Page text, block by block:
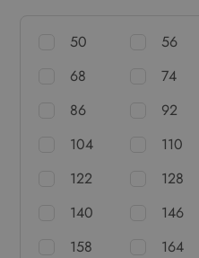
50 56
68
74
86
92
104
110
122
128
140
146
158
164